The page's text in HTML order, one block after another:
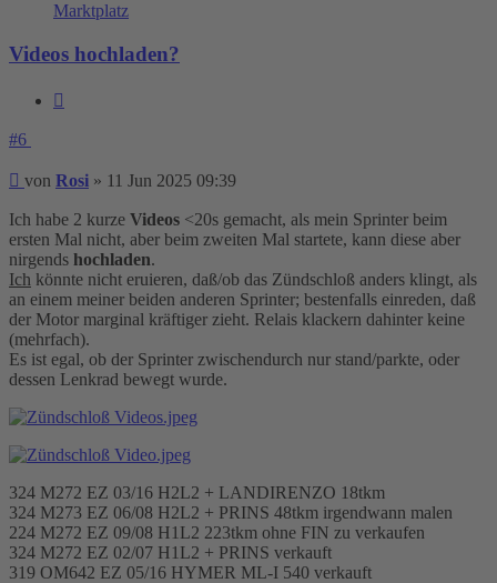
Marktplatz
Videos hochladen?
#6
Beitrag
von Rosi » 11 Jun 2025 09:39
Ich habe 2 kurze Videos <20s gemacht, als mein Sprinter beim
ersten Mal nicht, aber beim zweiten Mal startete, kann diese aber
nirgends hochladen.
Ich könnte nicht eruieren, daß/ob das Zündschloß anders klingt, als
an einem meiner beiden anderen Sprinter; bestenfalls einreden, daß
der Motor marginal kräftiger zieht. Relais klackern dahinter keine
(mehrfach).
Es ist egal, ob der Sprinter zwischendurch nur stand/parkte, oder
dessen Lenkrad bewegt wurde.
324 M272 EZ 03/16 H2L2 + LANDIRENZO 18tkm
324 M273 EZ 06/08 H2L2 + PRINS 48tkm irgendwann malen
224 M272 EZ 09/08 H1L2 223tkm ohne FIN zu verkaufen
324 M272 EZ 02/07 H1L2 + PRINS verkauft
319 OM642 EZ 05/16 HYMER ML-I 540 verkauft